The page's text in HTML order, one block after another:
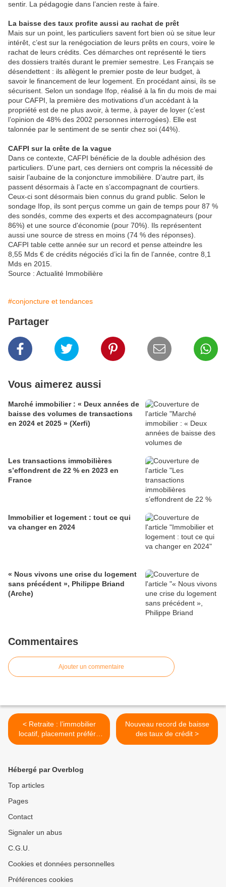
sentir. La pédagogie dans l’ancien reste à faire.
La baisse des taux profite aussi au rachat de prêt
Mais sur un point, les particuliers savent fort bien où se situe leur
intérêt, c’est sur la renégociation de leurs prêts en cours, voire le
rachat de leurs crédits. Ces démarches ont représenté le tiers
des dossiers traités durant le premier semestre. Les Français se
désendettent : ils allègent le premier poste de leur budget, à
savoir le financement de leur logement. En procédant ainsi, ils se
sécurisent. Selon un sondage Ifop, réalisé à la fin du mois de mai
pour CAFPI, la première des motivations d’un accédant à la
propriété est de ne plus avoir, à terme, à payer de loyer (c’est
l’opinion de 48% des 2002 personnes interrogées). Elle est
talonnée par le sentiment de se sentir chez soi (44%).
CAFPI sur la crête de la vague
Dans ce contexte, CAFPI bénéficie de la double adhésion des
particuliers. D’une part, ces derniers ont compris la nécessité de
saisir l’aubaine de la conjoncture immobilière. D’autre part, ils
passent désormais à l’acte en s’accompagnant de courtiers.
Ceux-ci sont désormais bien connus du grand public. Selon le
sondage Ifop, ils sont perçus comme un gain de temps pour 87 %
des sondés, comme des experts et des accompagnateurs (pour
86%) et une source d'économie (pour 70%). Ils représentent
aussi une source de stress en moins (74 % des réponses).
CAFPI table cette année sur un record et pense atteindre les
8,55 Mds € de crédits négociés d’ici la fin de l’année, contre 8,1
Mds en 2015.
Source : Actualité Immobilière
#conjoncture et tendances
Partager
Vous aimerez aussi
Marché immobilier : « Deux années de
baisse des volumes de transactions
en 2024 et 2025 » (Xerfi)
Les transactions immobilières
s’effondrent de 22 % en 2023 en
France
Immobilier et logement : tout ce qui
va changer en 2024
« Nous vivons une crise du logement
sans précédent », Philippe Briand
(Arche)
Commentaires
Ajouter un commentaire
< Retraite : l’immobilier
locatif, placement préféré
des Français
Nouveau record de baisse
des taux de crédit >
Hébergé par Overblog
Top articles
Pages
Contact
Signaler un abus
C.G.U.
Cookies et données personnelles
Préférences cookies